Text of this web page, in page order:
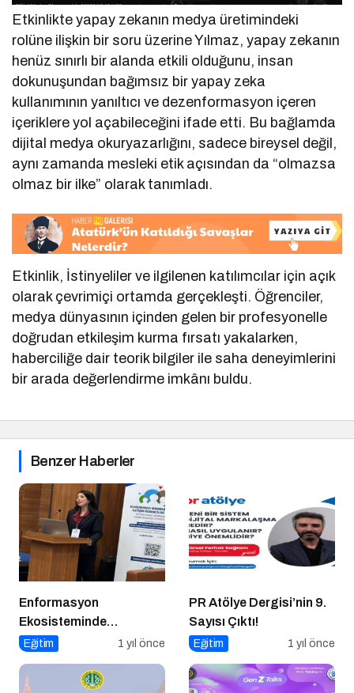
Etkinlikte yapay zekanın medya üretimindeki
rolüne ilişkin bir soru üzerine Yılmaz, yapay zekanın
henüz sınırlı bir alanda etkili olduğunu, insan
dokunuşundan bağımsız bir yapay zeka
kullanımının yanıltıcı ve dezenformasyon içeren
içeriklere yol açabileceğini ifade etti. Bu bağlamda
dijital medya okuryazarlığını, sadece bireysel değil,
aynı zamanda mesleki etik açısından da “olmazsa
olmaz bir ilke” olarak tanımladı.
Etkinlik, İstinyeliler ve ilgilenen katılımcılar için açık
olarak çevrimiçi ortamda gerçekleşti. Öğrenciler,
medya dünyasının içinden gelen bir profesyonelle
doğrudan etkileşim kurma fırsatı yakalarken,
haberciliğe dair teorik bilgiler ile saha deneyimlerini
bir arada değerlendirme imkânı buldu.
Benzer Haberler
Enformasyon
Ekosisteminde
Dezenformasyon ve
Eğitim 1 yıl önce
PR Atölye Dergisi’nin 9.
Sayısı Çıktı!
Eğitim 1 yıl önce